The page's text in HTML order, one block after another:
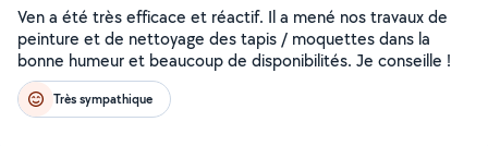
Ven a été très efficace et réactif. Il a mené nos travaux de
peinture et de nettoyage des tapis / moquettes dans la
bonne humeur et beaucoup de disponibilités. Je conseille !
Très sympathique